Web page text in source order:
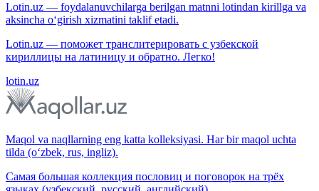
Lotin.uz — foydalanuvchilarga berilgan matnni lotindan kirillga va
aksincha o‘girish xizmatini taklif etadi.
Lotin.uz — поможет транслитерировать с узбекской
кириллицы на латиницу и обратно. Легко!
lotin.uz
Maqol va naqllarning eng katta kolleksiyasi. Har bir maqol uchta
tilda (o‘zbek, rus, ingliz).
Самая большая коллекция пословиц и поговорок на трёх